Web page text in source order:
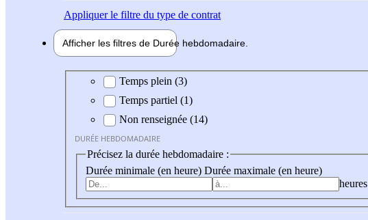
Appliquerle filtre du type de contrat
Afficher les filtres de Durée hebdomadaire
Durée hebdomadaire
Temps plein (3)
Temps partiel (1)
Non renseignée (14)
DURÉE HEBDOMADAIRE
Précisez la durée hebdomadaire :
Durée minimale (en heure) Durée maximale (en heure)
heures